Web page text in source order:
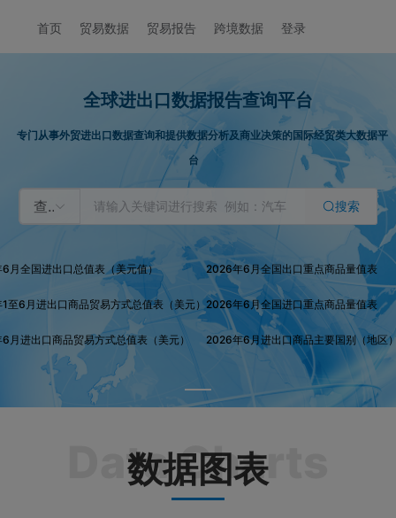
首页 贸易数据 贸易报告 跨境数据 登录
全球进出口数据报告查询平台
专门从事外贸进出口数据查询和提供数据分析及商业决策的国际经贸类大数据平
台
查数据 搜索
月全国进出口总值表（美元值）
至6月进出口商品贸易方式总值表（美元）
月进出口商品贸易方式总值表（美元）
2026年6月全国出口重点商品量值表
2026年6月全国进口重点商品量值表
2026年6月进出口商品主要国别（地区
数据图表